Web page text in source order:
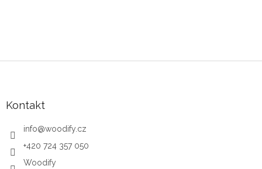
Kontakt
info@woodify.cz
+420 724 357 050
Woodify